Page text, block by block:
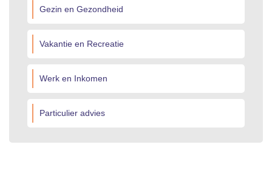
Gezin en Gezondheid
Vakantie en Recreatie
Werk en Inkomen
Particulier advies